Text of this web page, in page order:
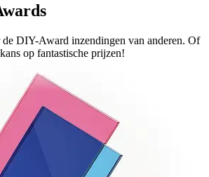
DIY-Award inzendingen van anderen. Of
op fantastische prijzen!